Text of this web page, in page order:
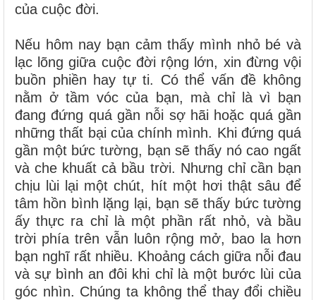
của cuộc đời.
Nếu hôm nay bạn cảm thấy mình nhỏ bé và
lạc lõng giữa cuộc đời rộng lớn, xin đừng vội
buồn phiền hay tự ti. Có thể vấn đề không
nằm ở tầm vóc của bạn, mà chỉ là vì bạn
đang đứng quá gần nỗi sợ hãi hoặc quá gần
những thất bại của chính mình. Khi đứng quá
gần một bức tường, bạn sẽ thấy nó cao ngất
và che khuất cả bầu trời. Nhưng chỉ cần bạn
chịu lùi lại một chút, hít một hơi thật sâu để
tâm hồn bình lặng lại, bạn sẽ thấy bức tường
ấy thực ra chỉ là một phần rất nhỏ, và bầu
trời phía trên vẫn luôn rộng mở, bao la hơn
bạn nghĩ rất nhiều. Khoảng cách giữa nỗi đau
và sự bình an đôi khi chỉ là một bước lùi của
góc nhìn. Chúng ta không thể thay đổi chiều